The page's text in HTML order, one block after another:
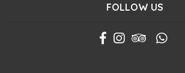
FOLLOW US